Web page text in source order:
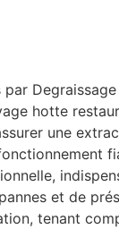
hotte
une
et de
tenant